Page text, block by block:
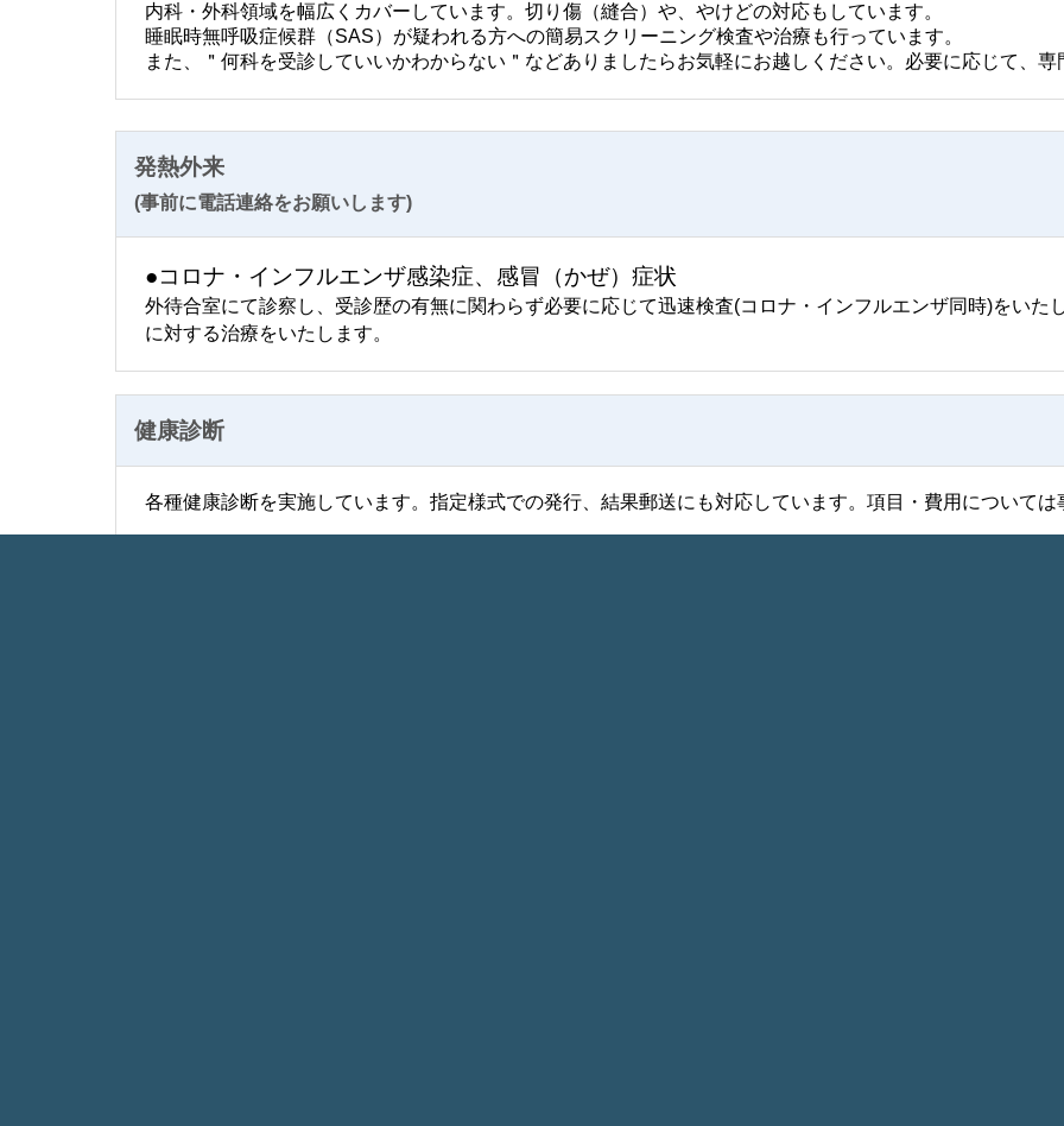
内科・外科領域を幅広くカバーしています。切り傷（縫合）や、やけどの対応もしています。
睡眠時無呼吸症候群（SAS）が疑われる方への簡易スクリーニング検査や治療も行っています。
また、＂何科を受診していいかわからない＂などありましたらお気軽にお越しください。必要に応じて、専
発熱外来
(事前に電話連絡をお願いします)
●コロナ・インフルエンザ感染症、感冒（かぜ）症状
外待合室にて診察し、受診歴の有無に関わらず必要に応じて迅速検査(コロナ・インフルエンザ同時)をいた
に対する治療をいたします。
健康診断
各種健康診断を実施しています。指定様式での発行、結果郵送にも対応しています。項目・費用については